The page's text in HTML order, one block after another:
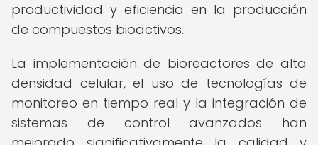
productividad y eficiencia en la producción
de compuestos bioactivos.
La implementación de bioreactores de alta
densidad celular, el uso de tecnologías de
monitoreo en tiempo real y la integración de
sistemas de control avanzados han